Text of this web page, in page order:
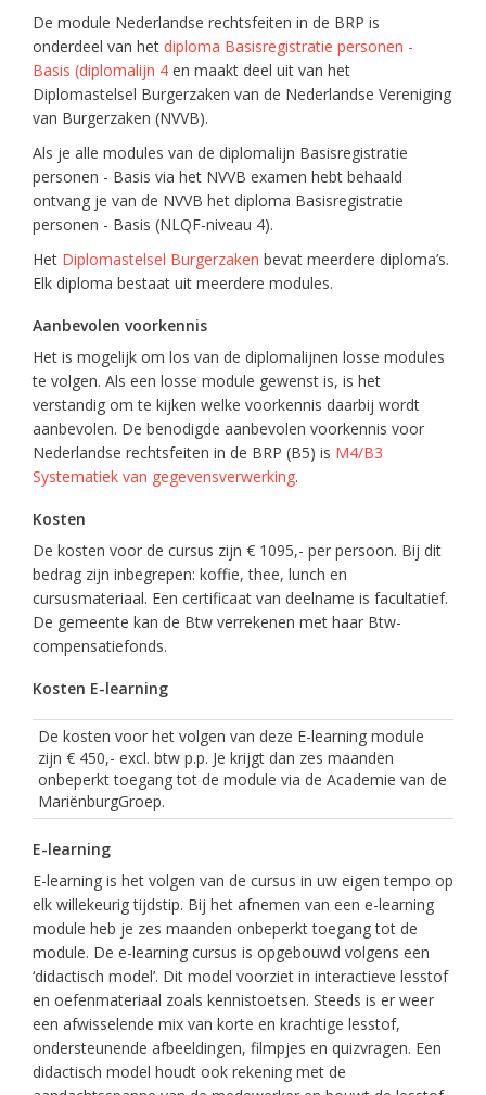
De module Nederlandse rechtsfeiten in de BRP is
onderdeel van het diploma Basisregistratie personen -
Basis (diplomalijn 4 en maakt deel uit van het
Diplomastelsel Burgerzaken van de Nederlandse Vereniging
van Burgerzaken (NVVB).
Als je alle modules van de diplomalijn Basisregistratie
personen - Basis via het NVVB examen hebt behaald
ontvang je van de NVVB het diploma Basisregistratie
personen - Basis (NLQF-niveau 4).
Het Diplomastelsel Burgerzaken bevat meerdere diploma’s.
Elk diploma bestaat uit meerdere modules.
Aanbevolen voorkennis
Het is mogelijk om los van de diplomalijnen losse modules
te volgen. Als een losse module gewenst is, is het
verstandig om te kijken welke voorkennis daarbij wordt
aanbevolen. De benodigde aanbevolen voorkennis voor
Nederlandse rechtsfeiten in de BRP (B5) is M4/B3
Systematiek van gegevensverwerking.
Kosten
De kosten voor de cursus zijn € 1095,- per persoon. Bij dit
bedrag zijn inbegrepen: koffie, thee, lunch en
cursusmateriaal. Een certificaat van deelname is facultatief.
De gemeente kan de Btw verrekenen met haar Btw-
compensatiefonds.
Kosten E-learning
De kosten voor het volgen van deze E-learning module
zijn € 450,- excl. btw p.p. Je krijgt dan zes maanden
onbeperkt toegang tot de module via de Academie van de
MariënburgGroep.
E-learning
E-learning is het volgen van de cursus in uw eigen tempo op
elk willekeurig tijdstip. Bij het afnemen van een e-learning
module heb je zes maanden onbeperkt toegang tot de
module. De e-learning cursus is opgebouwd volgens een
‘didactisch model’. Dit model voorziet in interactieve lesstof
en oefenmateriaal zoals kennistoetsen. Steeds is er weer
een afwisselende mix van korte en krachtige lesstof,
ondersteunende afbeeldingen, filmpjes en quizvragen. Een
didactisch model houdt ook rekening met de